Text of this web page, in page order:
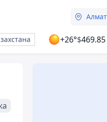
+26°$469.85